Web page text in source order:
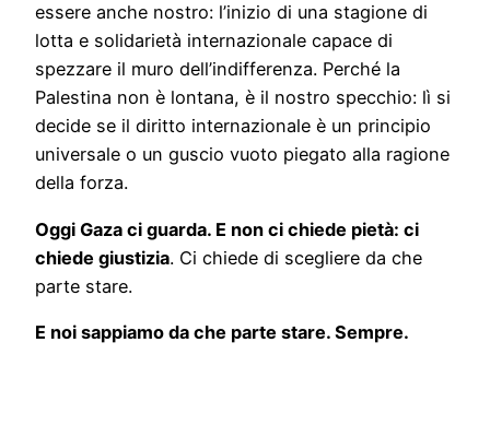
essere anche nostro: l’inizio di una stagione di
lotta e solidarietà internazionale capace di
spezzare il muro dell’indifferenza. Perché la
Palestina non è lontana, è il nostro specchio: lì si
decide se il diritto internazionale è un principio
universale o un guscio vuoto piegato alla ragione
della forza.
Oggi Gaza ci guarda. E non ci chiede pietà: ci
chiede giustizia. Ci chiede di scegliere da che
parte stare.
E noi sappiamo da che parte stare. Sempre.